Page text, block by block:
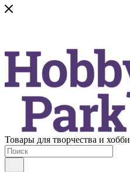
Товары для творчества и хобби